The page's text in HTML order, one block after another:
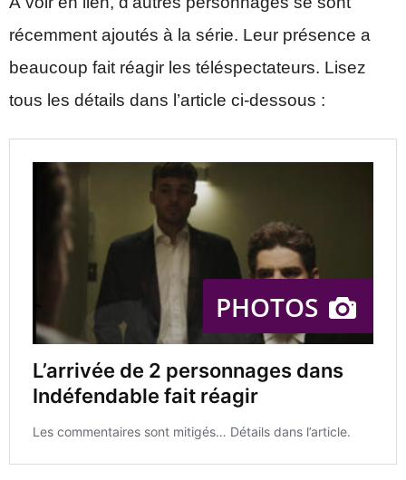
récemment ajoutés à la série. Leur présence a
beaucoup fait réagir les téléspectateurs. Lisez
tous les détails dans l’article ci-dessous :